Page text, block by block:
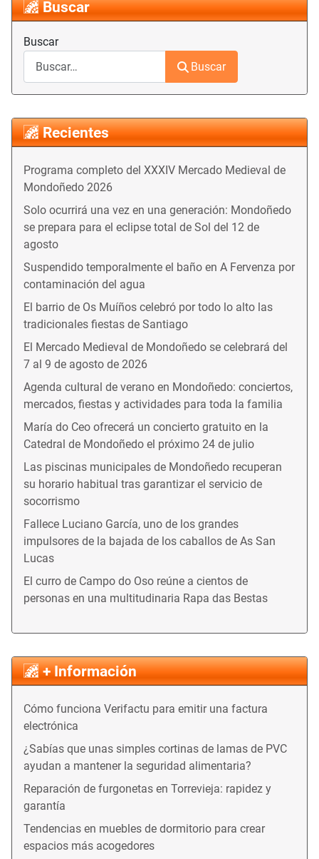
Buscar
Buscar
Buscar
Recientes
Programa completo del XXXIV Mercado Medieval de
Mondoñedo 2026
Solo ocurrirá una vez en una generación: Mondoñedo
se prepara para el eclipse total de Sol del 12 de
agosto
Suspendido temporalmente el baño en A Fervenza por
contaminación del agua
El barrio de Os Muíños celebró por todo lo alto las
tradicionales fiestas de Santiago
El Mercado Medieval de Mondoñedo se celebrará del
7 al 9 de agosto de 2026
Agenda cultural de verano en Mondoñedo: conciertos,
mercados, fiestas y actividades para toda la familia
María do Ceo ofrecerá un concierto gratuito en la
Catedral de Mondoñedo el próximo 24 de julio
Las piscinas municipales de Mondoñedo recuperan
su horario habitual tras garantizar el servicio de
socorrismo
Fallece Luciano García, uno de los grandes
impulsores de la bajada de los caballos de As San
Lucas
El curro de Campo do Oso reúne a cientos de
personas en una multitudinaria Rapa das Bestas
+ Información
Cómo funciona Verifactu para emitir una factura
electrónica
¿Sabías que unas simples cortinas de lamas de PVC
ayudan a mantener la seguridad alimentaria?
Reparación de furgonetas en Torrevieja: rapidez y
garantía
Tendencias en muebles de dormitorio para crear
espacios más acogedores